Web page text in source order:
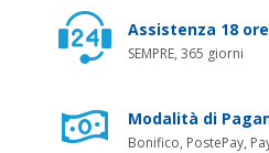
Assistenza 18
SEMPRE, 365 giorni
Modalità di
Bonifico, PostePay,